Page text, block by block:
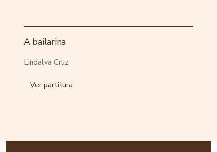
A bailarina
Lindalva Cruz
Ver partitura